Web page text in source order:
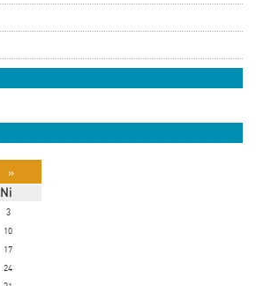
»
Ni
3
10
17
24